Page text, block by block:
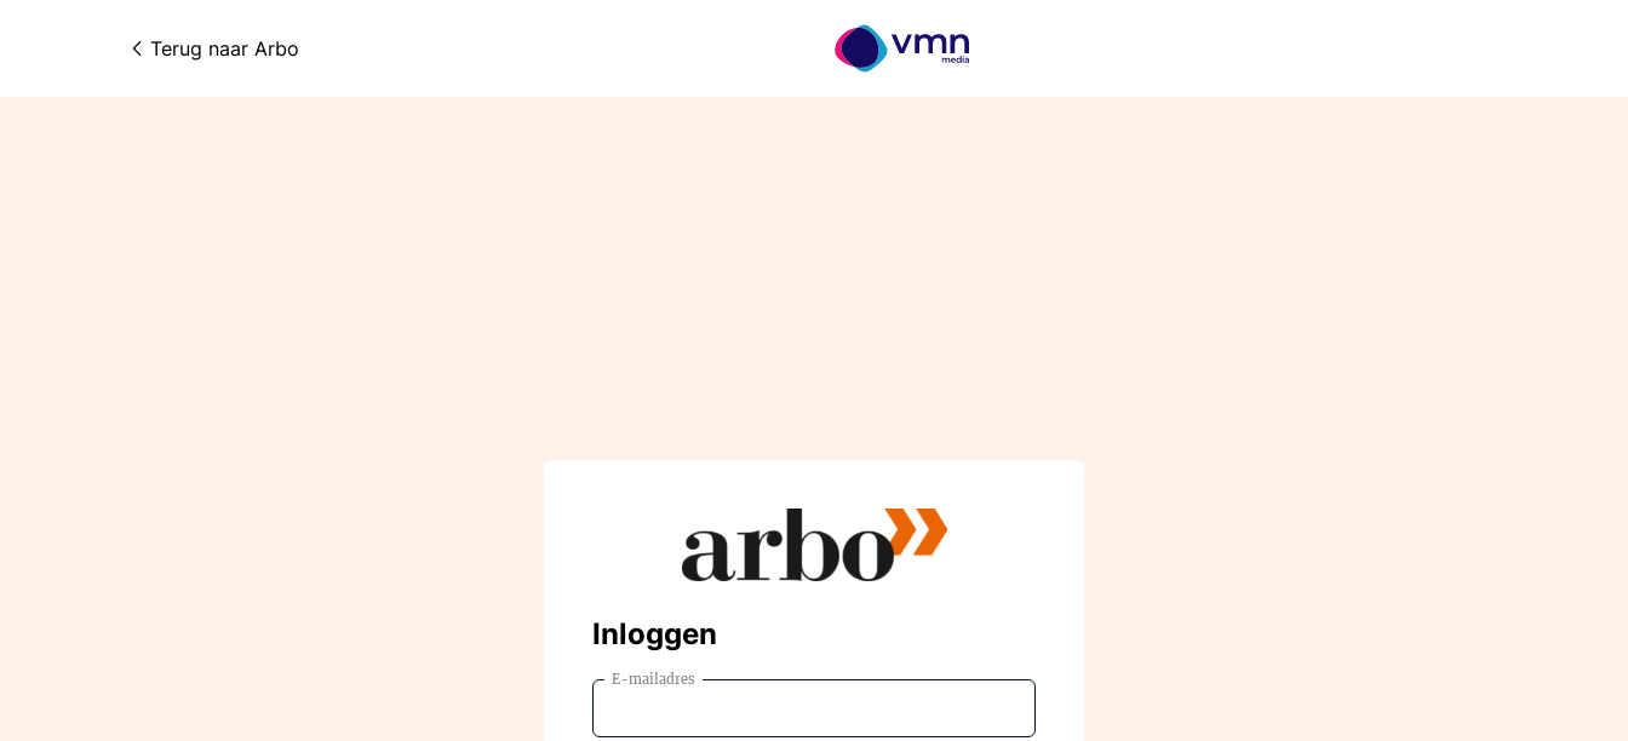
Terug naar Arbo
Inloggen
E-mailadres